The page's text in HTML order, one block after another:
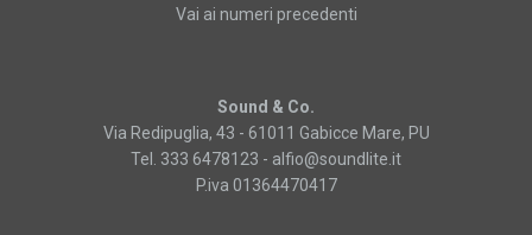
Vai ai numeri precedenti
Sound & Co.
Via Redipuglia, 43 - 61011 Gabicce Mare, PU
Tel. 333 6478123 - alfio@soundlite.it
P.iva 01364470417